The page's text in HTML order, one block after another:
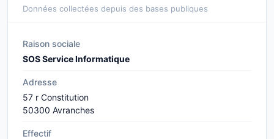
Données collectées depuis des bases publiques
Raison sociale
SOS Service Informatique
Adresse
57 r Constitution
50300 Avranches
Effectif